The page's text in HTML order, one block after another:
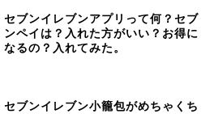
セブンイレブンアプリって何？セブ
ンペイは？入れた方がいい？お得に
なるの？入れてみた。
セブンイレブン小籠包がめちゃくち